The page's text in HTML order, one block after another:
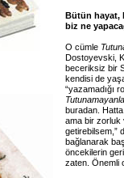
Bütün hayat,
biz ne
O cümle
Dostoyevski,
beceriksiz bir
kendisi de
“yazamadığı
buradan.
ama bir zorluk
getirebilsem,”
bağlanarak
öncekilerin
zaten. Önemli